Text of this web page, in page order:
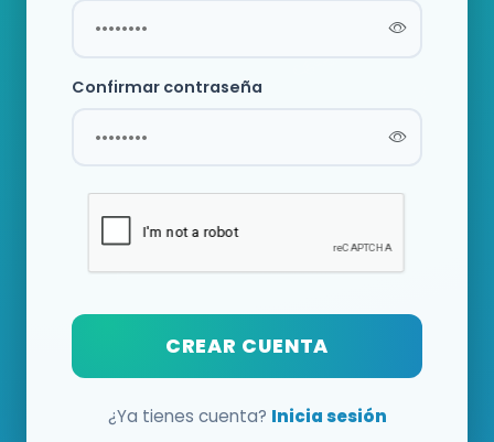
Confirmar contraseña
CREAR CUENTA
¿Ya tienes cuenta? Inicia sesión